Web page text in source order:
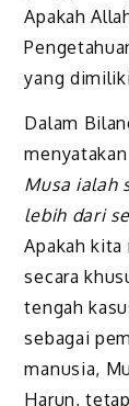
Apakah
yang
Dalam
Musa ialah
lebih dari
Apakah
secara
tengah
sebagai
manusia,
Harun,